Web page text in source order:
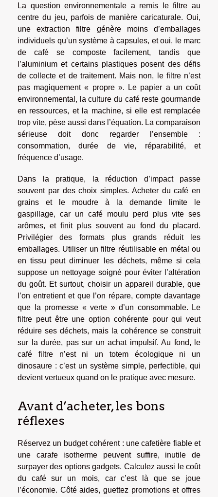
La question environnementale a remis le filtre au
centre du jeu, parfois de manière caricaturale. Oui,
une extraction filtre génère moins d’emballages
individuels qu’un système à capsules, et oui, le marc
de café se composte facilement, tandis que
l’aluminium et certains plastiques posent des défis
de collecte et de traitement. Mais non, le filtre n’est
pas magiquement « propre ». Le papier a un coût
environnemental, la culture du café reste gourmande
en ressources, et la machine, si elle est remplacée
trop vite, pèse aussi dans l’équation. La comparaison
sérieuse doit donc regarder l’ensemble :
consommation, durée de vie, réparabilité, et
fréquence d’usage.
Dans la pratique, la réduction d’impact passe
souvent par des choix simples. Acheter du café en
grains et le moudre à la demande limite le
gaspillage, car un café moulu perd plus vite ses
arômes, et finit plus souvent au fond du placard.
Privilégier des formats plus grands réduit les
emballages. Utiliser un filtre réutilisable en métal ou
en tissu peut diminuer les déchets, même si cela
suppose un nettoyage soigné pour éviter l’altération
du goût. Et surtout, choisir un appareil durable, que
l’on entretient et que l’on répare, compte davantage
que la promesse « verte » d’un consommable. Le
filtre peut être une option cohérente pour qui veut
réduire ses déchets, mais la cohérence se construit
sur la durée, pas sur un achat impulsif. Au fond, le
café filtre n’est ni un totem écologique ni un
dinosaure : c’est un système simple, perfectible, qui
devient vertueux quand on le pratique avec mesure.
Avant d’acheter, les bons
réflexes
Réservez un budget cohérent : une cafetière fiable et
une carafe isotherme peuvent suffire, inutile de
surpayer des options gadgets. Calculez aussi le coût
du café sur un mois, car c’est là que se joue
l’économie. Côté aides, guettez promotions et offres